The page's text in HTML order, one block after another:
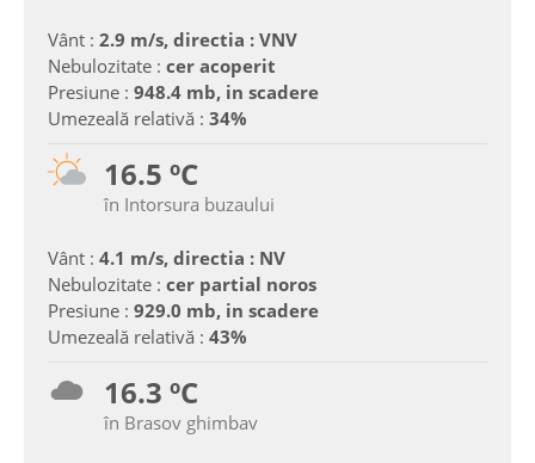
Vânt : 2.9 m/s, directia : VNV
Nebulozitate : cer acoperit
Presiune : 948.4 mb, in scadere
Umezeală relativă : 34%
16.5 ºC
în Intorsura buzaului
Vânt : 4.1 m/s, directia : NV
Nebulozitate : cer partial noros
Presiune : 929.0 mb, in scadere
Umezeală relativă : 43%
16.3 ºC
în Brasov ghimbav